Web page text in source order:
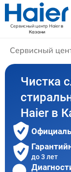
Сервисный центр Haierв
Казани
Сервисный
Чистка
Haier в
до 3 лет